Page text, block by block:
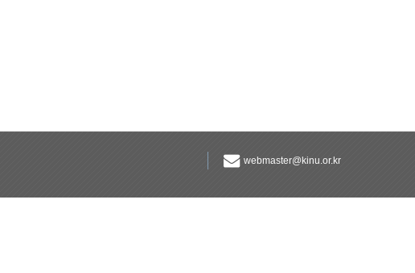
webmaster@kinu.or.kr